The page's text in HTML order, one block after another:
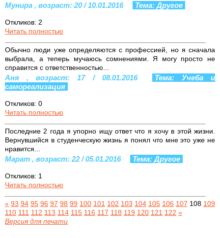
Мунира , возраст: 20 / 10.01.2016 Тема: Другое
Откликов: 2
Читать полностью
Обычно люди уже определяются с профессией, но я сначала
выбрала, а теперь мучаюсь сомнениями. Я могу просто не
справится с ответственностью...
Аня , возраст: 17 / 08.01.2016
Тема: Учеба и
самореализация
Откликов: 0
Читать полностью
Последние 2 года я упорно ищу ответ что я хочу в этой жизни.
Вернувшийся в студенческую жизнь я понял что мне это уже не
нравится...
Марат , возраст: 22 / 05.01.2016 Тема: Другое
Откликов: 1
Читать полностью
« 93 94 95 96 97 98 99 100 101 102 103 104 105 106 107 108 109
110 111 112 113 114 115 116 117 118 119 120 121 122 »
Версия для печати